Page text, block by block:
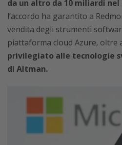
da un altro da 10 miliardi nel
l’accordo ha garantito a
vendita degli strumenti
piattaforma cloud Azure, oltre
privilegiato alle tecnologie
di Altman.